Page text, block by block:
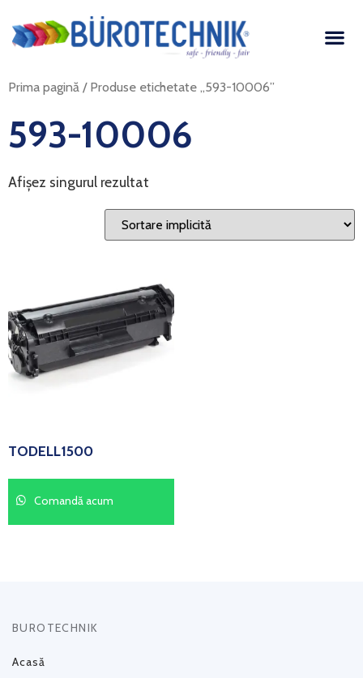
Prima pagină / Produse etichetate „593-10006”
593-10006
Afișez singurul rezultat
TODELL1500
Comandă acum
BUROTECHNIK
Acasă